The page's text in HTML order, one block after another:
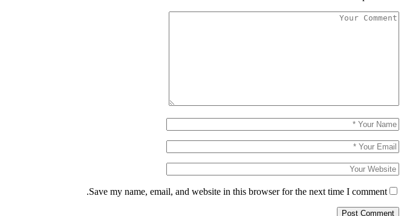
Save my name, email, and website in this browser for the next time I comment.